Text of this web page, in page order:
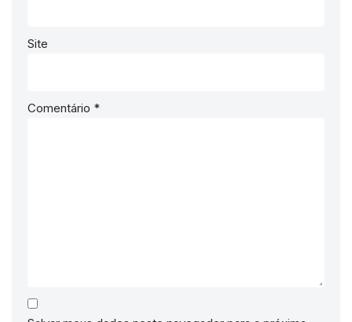
Site
Comentário *